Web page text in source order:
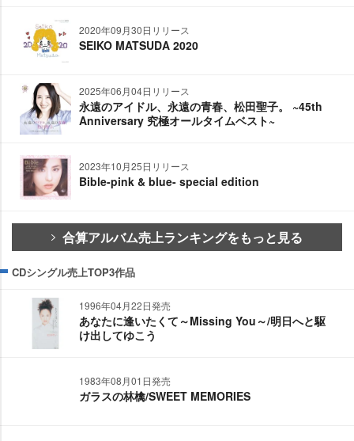
2020年09月30日リリース
SEIKO MATSUDA 2020
2025年06月04日リリース
永遠のアイドル、永遠の青春、松田聖子。 ~45th
Anniversary 究極オールタイムベスト~
2023年10月25日リリース
Bible-pink & blue- special edition
合算アルバム売上ランキングをもっと見る
CDシングル売上TOP3作品
1996年04月22日発売
あなたに逢いたくて～Missing You～/明日へと駆
け出してゆこう
1983年08月01日発売
ガラスの林檎/SWEET MEMORIES